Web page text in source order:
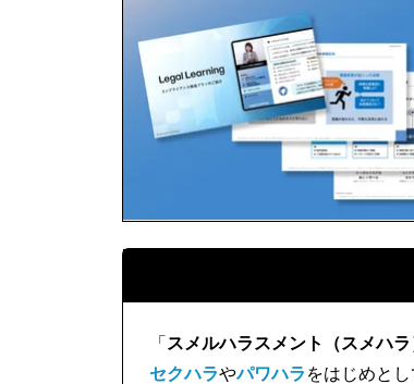
「 スメルハラスメント（スメハラ
セクハラやパワハラ をはじめと